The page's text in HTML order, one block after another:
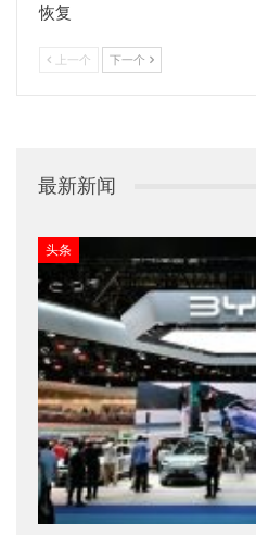
恢复
上一个 下一个
最新新闻
头条